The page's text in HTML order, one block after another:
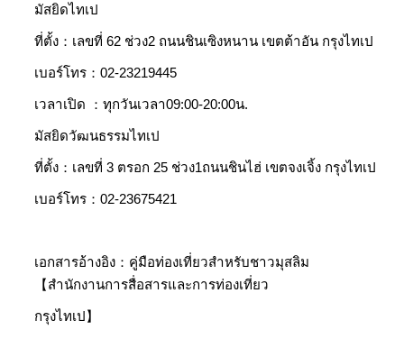
มัสยิดไทเป
ที่ตั้ง：เลขที่ 62 ช่วง2 ถนนชินเซิงหนาน เขตต้าอัน กรุงไทเป
เบอร์โทร：02-23219445
เวลาเปิด ：ทุกวันเวลา09:00-20:00น.
มัสยิดวัฒนธรรมไทเป
ที่ตั้ง：เลขที่ 3 ตรอก 25 ช่วง1ถนนชินไฮ่ เขตจงเจิ้ง กรุงไทเป
เบอร์โทร：02-23675421
เอกสารอ้างอิง：คู่มือท่องเที่ยวสำหรับชาวมุสลิม
【สำนักงานการสื่อสารและการท่องเที่ยว
กรุงไทเป】